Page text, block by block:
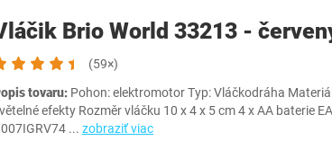
Brio World 33213 -
(59×)
tovaru: Pohon: elektromotor Typ: Vláčkodráha
efekty Rozměr vláčku 10 x 4 x 5 cm 4 x AA baterie
... zobraziť viac